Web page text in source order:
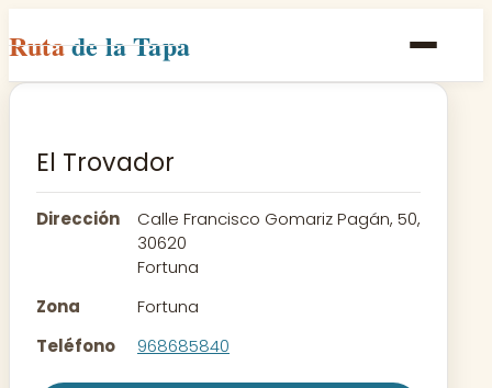
Rutade la Tapa
Inicio
Rutas
Contacto
El Trovador
Dirección
Calle Francisco Gomariz Pagán, 50,
30620
Fortuna
Zona
Fortuna
Teléfono
968685840